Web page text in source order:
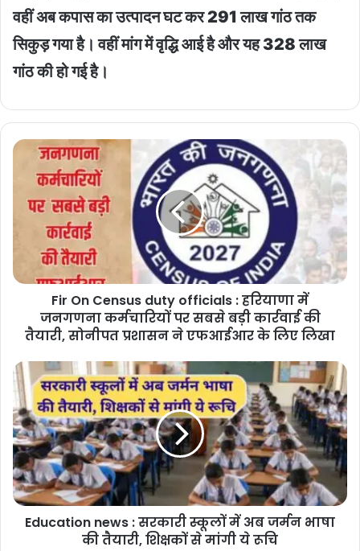
वहीं अब कपास का उत्पादन घट कर 291 लाख गांठ तक
सिकुड़ गया है। वहीं मांग में वृद्धि आई है और यह 328 लाख
गांठ की हो गई है।
Fir
Census
duty
officials
जनगणना
सबसे
कार्रवाई
की
तैयारी,
सोनीपत
प्रशासन
ने
एफआईआर
के
लिए
लिखा
Fir On Census duty officials : हरियाणा में
जनगणना कर्मचारियों पर सबसे बड़ी कार्रवाई की
तैयारी, सोनीपत प्रशासन ने एफआईआर के लिए लिखा
Education
news
सरकारी
स्कूलों
में
अब
जर्मन
भाषा
Education news : सरकारी स्कूलों में अब जर्मन भाषा
की तैयारी, शिक्षकों से मांगी ये रूचि